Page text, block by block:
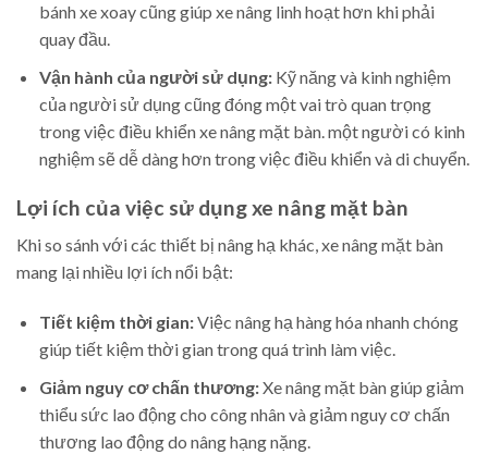
bánh xe xoay cũng giúp xe nâng linh hoạt hơn khi phải
quay đầu.
Vận hành của người sử dụng:Kỹ năng và kinh nghiệm
của người sử dụng cũng đóng một vai trò quan trọng
trong việc điều khiển xe nâng mặt bàn. một người có kinh
nghiệm sẽ dễ dàng hơn trong việc điều khiển và di chuyển.
Lợi ích của việc sử dụng xe nâng mặt bàn
Khi so sánh với các thiết bị nâng hạ khác, xe nâng mặt bàn
mang lại nhiều lợi ích nổi bật:
Tiết kiệm thời gian:Việc nâng hạ hàng hóa nhanh chóng
giúp tiết kiệm thời gian trong quá trình làm việc.
Giảm nguy cơ chấn thương:Xe nâng mặt bàn giúp giảm
thiểu sức lao động cho công nhân và giảm nguy cơ chấn
thương lao động do nâng hạng nặng.